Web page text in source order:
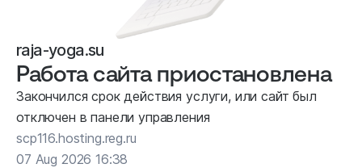
raja-yoga.su
Работа сайта приостановлена
Закончился срок действия услуги, или сайт был
отключен в панели управления
scp116.hosting.reg.ru
07 Aug 2026 16:38